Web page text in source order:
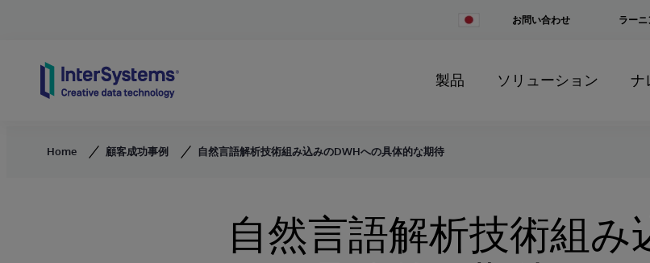
Change
お問い合わせ ラー
製品 ソリューション ナ
Home 顧客成功事例 自然言語解析技術組み込みのDWHへの具体的な期待
自然言語解析技術組み